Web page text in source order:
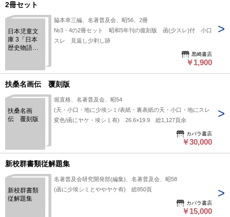
2冊セット
日本児童文
庫 3「日本
歴史物語
物語(上)」
2冊セット
脇本幸三編、名著普及会、昭56、2冊
№3・4の2冊セット 昭和5年刊の復刻版 函(少スレ)付 小口
スレ 見返し少剥し跡
黒崎書店
￥1,900
扶桑名画伝 覆刻版
扶桑名画
伝 覆刻版
堀直格、名著普及会、昭54
(天・小口・地に少埃シミ/表紙・裏表紙の天・小口・地にスレ
変色/函にヤケ・埃シミ有) 26.6×19.9 総1,127頁余
カバラ書店
￥30,000
新校群書類従解題集
新校群書類
従解題集
名著普及会研究開発部(編集)、名著普及会、昭58
(函に少埃シミとややヤケ有) 総850頁
カバラ書店
￥15,000